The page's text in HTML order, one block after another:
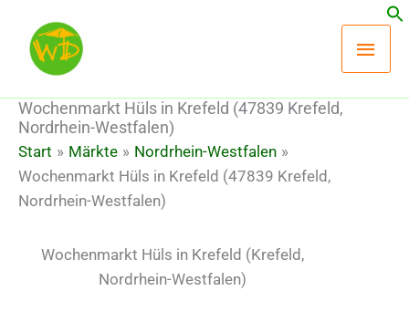
Inhalt
springen
Wochenmarkt Hüls in Krefeld (47839 Krefeld,
Nordrhein-Westfalen)
Start Märkte
Nordrhein-Westfalen
Wochenmarkt Hüls in Krefeld (47839 Krefeld,
Nordrhein-Westfalen)
Wochenmarkt Hüls in Krefeld (Krefeld,
Nordrhein-Westfalen)